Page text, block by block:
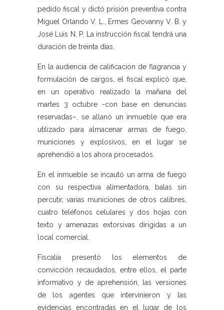
pedido fiscal y dictó prisión preventiva contra
Miguel Orlando V. L., Ermes Geovanny V. B. y
José Luis N. P. La instrucción fiscal tendrá una
duración de treinta días.
En la audiencia de calificación de flagrancia y
formulación de cargos, el fiscal explicó que,
en un operativo realizado la mañana del
martes 3 octubre -con base en denuncias
reservadas–, se allanó un inmueble que era
utilizado para almacenar armas de fuego,
municiones y explosivos, en el lugar se
aprehendió a los ahora procesados.
En el inmueble se incautó un arma de fuego
con su respectiva alimentadora, balas sin
percutir, varias municiones de otros calibres,
cuatro teléfonos celulares y dos hojas con
texto y amenazas extorsivas dirigidas a un
local comercial.
Fiscalía presentó los elementos de
convicción recaudados, entre ellos, el parte
informativo y de aprehensión, las versiones
de los agentes que intervinieron y las
evidencias encontradas en el lugar de los